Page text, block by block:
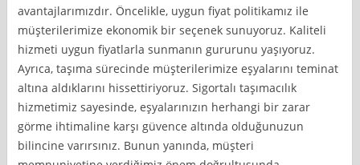
avantajlarımızdır. Öncelikle, uygun fiyat politikamız ile
müşterilerimize ekonomik bir seçenek sunuyoruz. Kaliteli
hizmeti uygun fiyatlarla sunmanın gururunu yaşıyoruz.
Ayrıca, taşıma sürecinde müşterilerimize eşyalarını teminat
altına aldıklarını hissettiriyoruz. Sigortalı taşımacılık
hizmetimiz sayesinde, eşyalarınızın herhangi bir zarar
görme ihtimaline karşı güvence altında olduğunuzun
bilincine varırsınız. Bunun yanında, müşteri